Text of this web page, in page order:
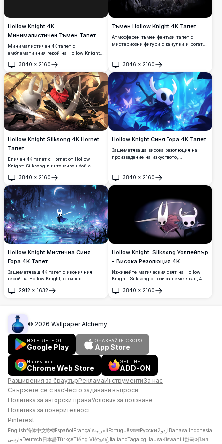
Hollow Knight 4K
Минималистичен Тъмен Тапет
Минималистичен 4K тапет с
емблематичния герой на Hollow Knight
Високорезолюционно изкуство перфектно
за феновете на обичаната инди игра,
предлагащо чиста естетическа
привлекателност за десктоп и мобилни
дисплеи.
3840 × 2160
Отвори
Тъмен Hollow Knight 4K Тапет
Атмосферен тъмен фентъзи тапет с
мистериозни фигури с качулки и рогати
показващо драматично осветление и
готическа естетика, перфектно за
създаване на потапяща, отвъдна
атмосфера на всеки дисплей.
3846 × 2160
Отвори
Hollow Knight Silksong 4K Hornet
Тапет
Епичен 4K тапет с Hornet от Hollow
Knight: Silksong в интензивен бой с
резолюция графика, показваща
подвижната героиня, която използва
способности с игла и коприна срещу
златисти атмосферни фонове, перфектна
за гейминг десктоп дисплеи.
3840 × 2160
Отвори
Hollow Knight Синя Гора 4K Тапет
Зашеметяваща висока резолюция на
произведение на изкуството,
среда. Красив cel-shaded анимационен
стил със светещи пеперуди, етерични
атмосфера, идеална за геймърски
ентусиасти и desktop фонове.
3840 × 2160
Отвори
Hollow Knight Мистична Синя
Гора 4K Тапет
Зашеметяващ 4K тапет с иконичния
герой на Hollow Knight, стоящ в
пеперуди, магически искри и
стил на играта и атмосферната красота.
2912 × 1632
Отвори
Hollow Knight: Silksong Уолпейпър
- Висока Резолюция 4K
Изживейте магическия свят на Hollow
Knight: Silksong с този зашеметяващ 4K
герои с наситени детайли, този образ с
3840 × 2160
Отвори
© 2026 Wallpaper Alchemy
ИЗТЕГЛЕТЕ ОТ
Google Play
ОЧАКВАЙТЕ СКОРО
App Store
Налично в
Chrome Web Store
GET THE
ADD-ON
Разширения за браузърРекламаИнструментиЗа нас
Свържете се с насЧесто задавани въпроси
Политика за авторски праваУсловия за ползване
Политика за поверителност
Pinterest
English简体中文हिन्दीEspañolFrançaisالعربيةPortuguêsবাংলাРусскийاردوBahasa Indonesia
فارسیDeutsch日本語TürkçeTiếng Việtதமிழ்ItalianoTagalogHausaKiswahili한국어ไทย